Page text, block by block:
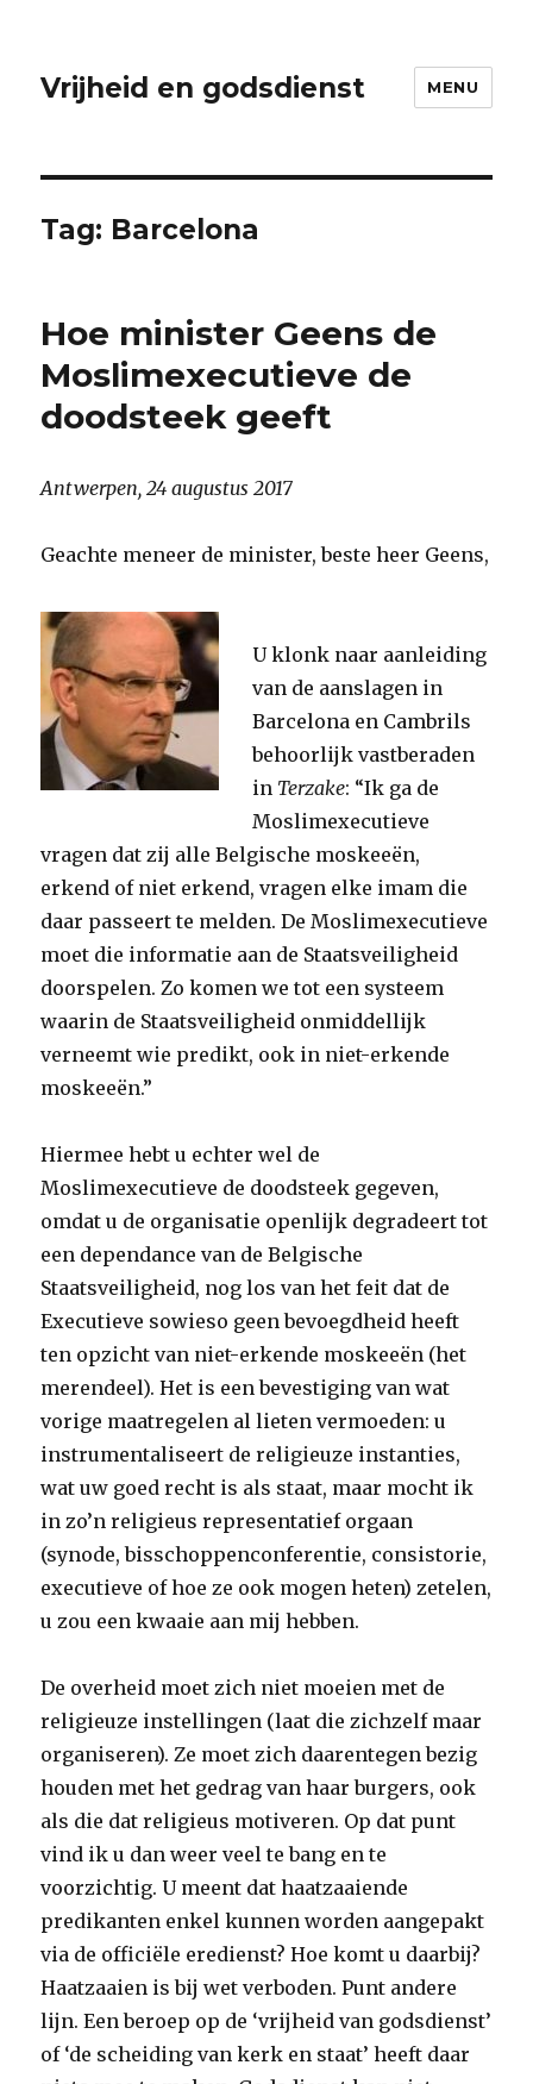
Vrijheid en godsdienst MENU
Tag: Barcelona
Hoe minister Geens de
Moslimexecutieve de
doodsteek geeft
Antwerpen, 24 augustus 2017
Geachte meneer de minister, beste heer Geens,
U klonk naar aanleiding
van de aanslagen in
Barcelona en Cambrils
behoorlijk vastberaden
in Terzake: “Ik ga de
Moslimexecutieve
vragen dat zij alle Belgische moskeeën,
erkend of niet erkend, vragen elke imam die
daar passeert te melden. De Moslimexecutieve
moet die informatie aan de Staatsveiligheid
doorspelen. Zo komen we tot een systeem
waarin de Staatsveiligheid onmiddellijk
verneemt wie predikt, ook in niet-erkende
moskeeën.”
Hiermee hebt u echter wel de
Moslimexecutieve de doodsteek gegeven,
omdat u de organisatie openlijk degradeert tot
een dependance van de Belgische
Staatsveiligheid, nog los van het feit dat de
Executieve sowieso geen bevoegdheid heeft
ten opzicht van niet-erkende moskeeën (het
merendeel). Het is een bevestiging van wat
vorige maatregelen al lieten vermoeden: u
instrumentaliseert de religieuze instanties,
wat uw goed recht is als staat, maar mocht ik
in zo’n religieus representatief orgaan
(synode, bisschoppenconferentie, consistorie,
executieve of hoe ze ook mogen heten) zetelen,
u zou een kwaaie aan mij hebben.
De overheid moet zich niet moeien met de
religieuze instellingen (laat die zichzelf maar
organiseren). Ze moet zich daarentegen bezig
houden met het gedrag van haar burgers, ook
als die dat religieus motiveren. Op dat punt
vind ik u dan weer veel te bang en te
voorzichtig. U meent dat haatzaaiende
predikanten enkel kunnen worden aangepakt
via de officiële eredienst? Hoe komt u daarbij?
Haatzaaien is bij wet verboden. Punt andere
lijn. Een beroep op de ‘vrijheid van godsdienst’
of ‘de scheiding van kerk en staat’ heeft daar